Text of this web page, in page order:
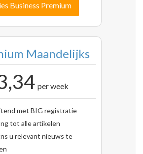
Business Premium
Maandelijks
per week
met BIG registratie
tot alle artikelen
u relevant nieuws te